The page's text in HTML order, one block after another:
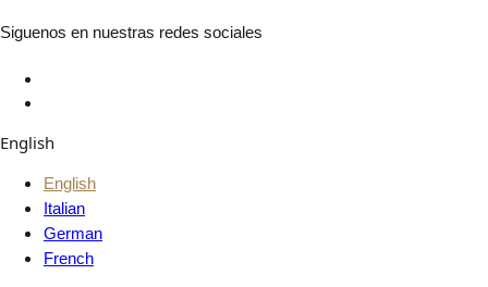
Siguenos en nuestras redes sociales
English
English
Italian
German
French